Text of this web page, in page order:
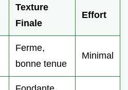
Texture
Finale
Effort
Ferme,
bonne tenue
Minimal